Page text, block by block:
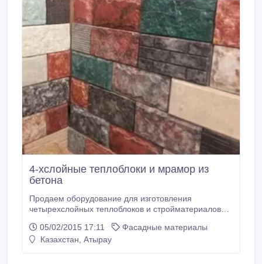
4-хслойные теплоблоки и мрамор из
бетона
Продаем оборудование для изготовления
четырехслойных теплоблоков и стройматериалов
видов изделий: - теплоэффективные блоки -
тротуарная плитка (возможно производство
05/02/2015 17:11
Фасадные материалы
Казахстан, Атырау